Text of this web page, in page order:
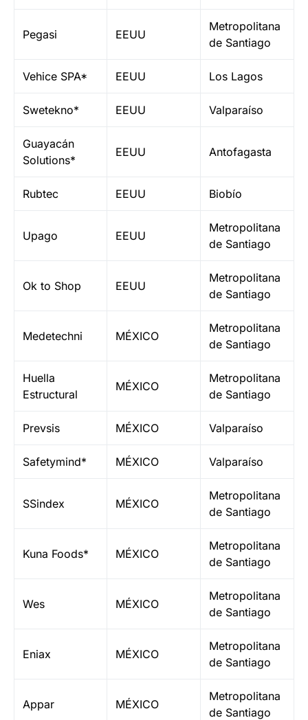
Pegasi EEUU
Metropolitana
de Santiago
Vehice SPA* EEUU Los Lagos
Swetekno* EEUU Valparaíso
Guayacán
Solutions*
EEUU Antofagasta
Rubtec EEUU Biobío
Upago EEUU
Metropolitana
de Santiago
Ok to Shop EEUU
Metropolitana
de Santiago
Medetechni MÉXICO
Metropolitana
de Santiago
Huella
Estructural
MÉXICO
Metropolitana
de Santiago
Prevsis MÉXICO Valparaíso
Safetymind* MÉXICO Valparaíso
SSindex MÉXICO
Metropolitana
de Santiago
Kuna Foods* MÉXICO
Metropolitana
de Santiago
Wes MÉXICO
Metropolitana
de Santiago
Eniax MÉXICO
Metropolitana
de Santiago
Appar MÉXICO
Metropolitana
de Santiago